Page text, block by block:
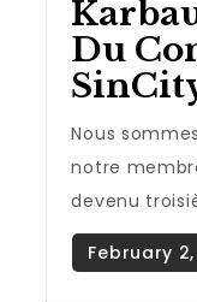
Du
Nous
notre
devenu